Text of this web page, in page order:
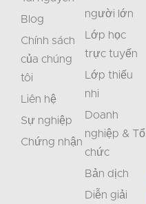
Blog
Chính sách
của chúng
tôi
Liên hệ
Sự nghiệp
Chứng nhận
người lớn
Lớp học
trực tuyến
Lớp thiếu
nhi
Doanh
nghiệp & Tổ
chức
Bản dịch
Diễn giải